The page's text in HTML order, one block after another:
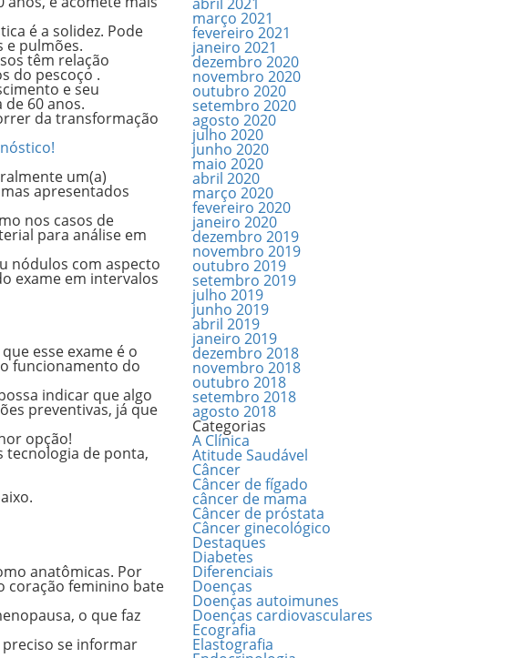
é a solidez. Pode
e pulmões.
têm relação
do pescoço .
e seu
60 anos.
da transformação
um(a)
apresentados
nos casos de
para análise em
nódulos com aspecto
exame em intervalos
esse exame é o
funcionamento do
indicar que algo
preventivas, já que
opção!
tecnologia de ponta,
anatômicas. Por
coração feminino bate
o que faz
se informar
março 2021
fevereiro 2021
janeiro 2021
dezembro 2020
novembro 2020
outubro 2020
setembro 2020
agosto 2020
julho 2020
junho 2020
maio 2020
abril 2020
março 2020
fevereiro 2020
janeiro 2020
dezembro 2019
novembro 2019
outubro 2019
setembro 2019
julho 2019
junho 2019
abril 2019
janeiro 2019
dezembro 2018
novembro 2018
outubro 2018
setembro 2018
agosto 2018
Categorias
A Clínica
Atitude Saudável
Câncer
Câncer de fígado
câncer de mama
Câncer de próstata
Câncer ginecológico
Destaques
Diabetes
Diferenciais
Doenças
Doenças autoimunes
Doenças cardiovasculares
Ecografia
Elastografia